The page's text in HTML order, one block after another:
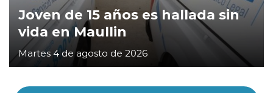
Joven de 15 años es hallada sin
vida en Maullin
Martes 4 de agosto de 2026